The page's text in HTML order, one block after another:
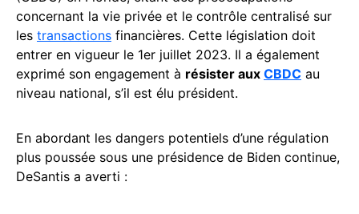
concernant la vie privée et le contrôle centralisé sur
les transactions financières. Cette législation doit
entrer en vigueur le 1er juillet 2023. Il a également
exprimé son engagement à résister aux CBDC au
niveau national, s’il est élu président.
En abordant les dangers potentiels d’une régulation
plus poussée sous une présidence de Biden continue,
DeSantis a averti :